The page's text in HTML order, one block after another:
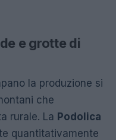
e grotte di
la produzione si
che
rurale. La Podolica
quantitativamente